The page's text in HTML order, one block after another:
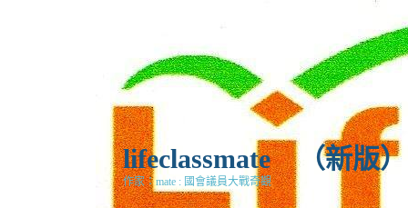
lifeclassmate（新版）
作家：mate : 國會議員大戰奇觀